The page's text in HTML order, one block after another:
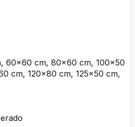
60x60 cm, 80x60 cm, 100x50
cm, 120x80 cm, 125x50 cm,